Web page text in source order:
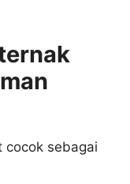
cocok sebagai